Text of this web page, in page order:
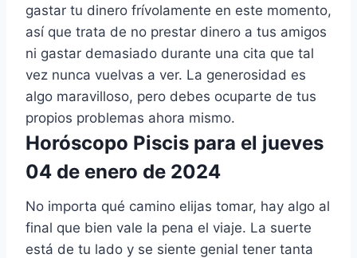
gastar tu dinero frívolamente en este momento,
así que trata de no prestar dinero a tus amigos
ni gastar demasiado durante una cita que tal
vez nunca vuelvas a ver. La generosidad es
algo maravilloso, pero debes ocuparte de tus
propios problemas ahora mismo.
Horóscopo Piscis para el jueves
04 de enero de 2024
No importa qué camino elijas tomar, hay algo al
final que bien vale la pena el viaje. La suerte
está de tu lado y se siente genial tener tanta